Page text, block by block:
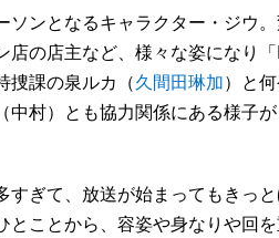
ンとなるキャラクター・ジウ
店の店主など、様々な姿になり
捜課の泉ルカ（久間田琳加）と
中村）とも協力関係にある様子
ぎて、放送が始まってもきっ
ことから、容姿や身なりや回